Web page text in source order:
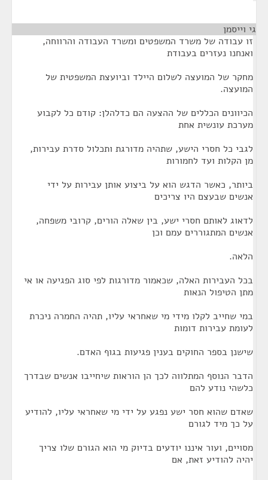
גי וייסמן
זו עבודה של משרד המשפטים ומשרד העבודה והרווחה,
ואנחנו נעזרים בעבודת
מחקר של המועצה לשלום היילד וביועצת המשפטית של
המועצה.
הכיוונים הכללים של ההצעה הם כדלהלן: קודם כל לקבוע
מערכת עונשית אחת
לגבי כל חסרי הישע, שתהיה מדורגת ותכלול סדרת עבירות,
מן הקלות ועד לחמורות
ביותר, כאשר הדגש הוא על ביצוע אותן עבירות על ידי
אנשים שבעצם היו צריכים
לדאוג לאותם חסרי ישע, בין שאלה הורים, קרובי משפחה,
אנשים המתגוררים עמם וכן
הלאה.
בכל העבירות האלה, שכאמור מדורגות לפי סוג הפגיעה או אי
מתן הטיפול הנאות
במי שחייב לקלו מידי מי שאחראי עליו, תהיה החמרה ניכרת
לעומת עבירות דומות
שישנן בספר החוקים בענין פגיעות בגוף האדם.
הדבר הנוסף המתלווה לכך הן הוראות שיחייבו אנשים שבדרך
כלשהי נודע להם
שאדם שהוא חסר ישע נפגע על ידי מי שאחראי עליו, להודיע
על כך מיד לגורם
מסויים, ועור איננו יודעים בדיוק מי הוא הגורם שלו צריך
יהיה להודיע זאת, אם